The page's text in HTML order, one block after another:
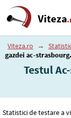
Viteza
Viteza.ro →
gazdei ac-
Testul
Statistici de testare a